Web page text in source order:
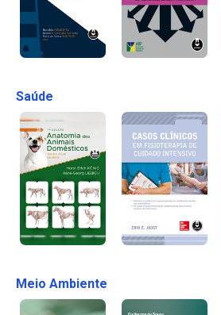
Saúde
Meio Ambiente